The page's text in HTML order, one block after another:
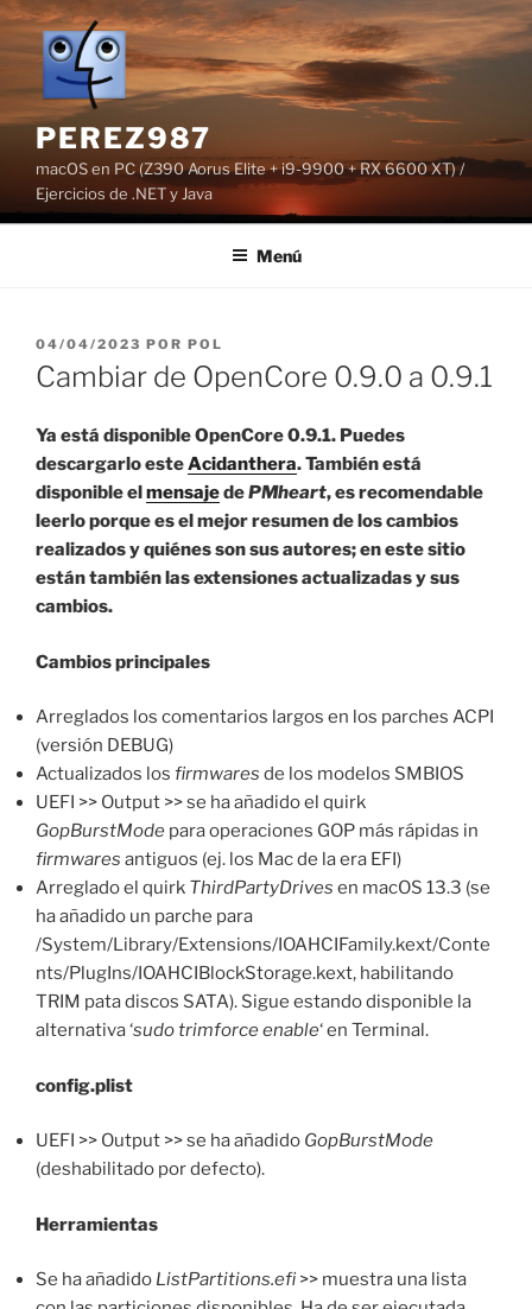
Saltar
contenido
PEREZ987
macOS en PC (Z390 Aorus Elite + i9-9900 + RX 6600 XT) /
Ejercicios de .NET y Java
Menú
PUBLICADO
EL
04/04/2023 POR POL
Cambiar de OpenCore 0.9.0 a 0.9.1
Ya está disponible OpenCore 0.9.1. Puedes
descargarlo esteAcidanthera. También está
disponible elmensajedePMheart, es recomendable
leerlo porque es el mejor resumen de los cambios
realizados y quiénes son sus autores; en este sitio
están también las extensiones actualizadas y sus
cambios.
Cambios principales
Arreglados los comentarios largos en los parches ACPI
(versión DEBUG)
Actualizados los firmwares de los modelos SMBIOS
UEFI >> Output >> se ha añadido el quirk
GopBurstMode para operaciones GOP más rápidas in
firmwares antiguos (ej. los Mac de la era EFI)
Arreglado el quirk ThirdPartyDrives en macOS 13.3 (se
ha añadido un parche para
/System/Library/Extensions/IOAHCIFamily.kext/Conte
nts/PlugIns/IOAHCIBlockStorage.kext, habilitando
TRIM pata discos SATA). Sigue estando disponible la
alternativa ‘sudo trimforce enable‘ en Terminal.
config.plist
UEFI >> Output >> se ha añadido GopBurstMode
(deshabilitado por defecto).
Herramientas
Se ha añadido ListPartitions.efi >> muestra una lista